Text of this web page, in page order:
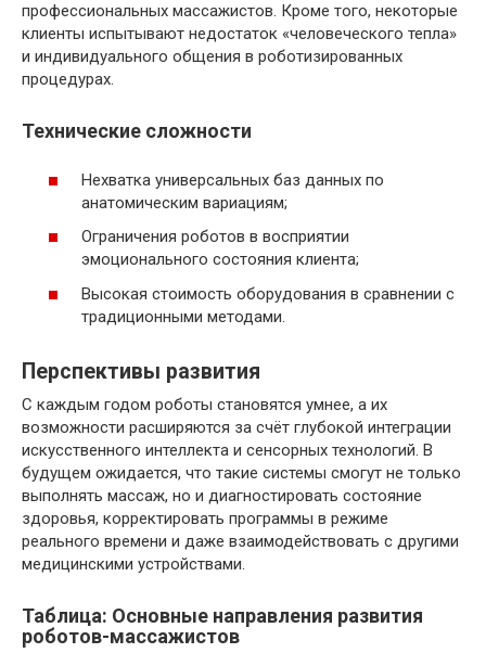
профессиональных массажистов. Кроме того, некоторые
клиенты испытывают недостаток «человеческого тепла»
и индивидуального общения в роботизированных
процедурах.
Технические сложности
Нехватка универсальных баз данных по
анатомическим вариациям;
Ограничения роботов в восприятии
эмоционального состояния клиента;
Высокая стоимость оборудования в сравнении с
традиционными методами.
Перспективы развития
С каждым годом роботы становятся умнее, а их
возможности расширяются за счёт глубокой интеграции
искусственного интеллекта и сенсорных технологий. В
будущем ожидается, что такие системы смогут не только
выполнять массаж, но и диагностировать состояние
здоровья, корректировать программы в режиме
реального времени и даже взаимодействовать с другими
медицинскими устройствами.
Таблица: Основные направления развития
роботов-массажистов